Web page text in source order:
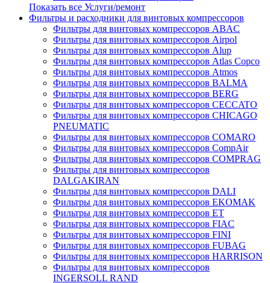
Показать все Услуги/ремонт
Фильтры и расходники для винтовых компрессоров
Фильтры для винтовых компрессоров ABAC
Фильтры для винтовых компрессоров Airpol
Фильтры для винтовых компрессоров Alup
Фильтры для винтовых компрессоров Atlas Copco
Фильтры для винтовых компрессоров Atmos
Фильтры для винтовых компрессоров BALMA
Фильтры для винтовых компрессоров BERG
Фильтры для винтовых компрессоров CECCATO
Фильтры для винтовых компрессоров CHICAGO
PNEUMATIC
Фильтры для винтовых компрессоров COMARO
Фильтры для винтовых компрессоров CompAir
Фильтры для винтовых компрессоров COMPRAG
Фильтры для винтовых компрессоров
DALGAKIRAN
Фильтры для винтовых компрессоров DALI
Фильтры для винтовых компрессоров EKOMAK
Фильтры для винтовых компрессоров ET
Фильтры для винтовых компрессоров FIAC
Фильтры для винтовых компрессоров FINI
Фильтры для винтовых компрессоров FUBAG
Фильтры для винтовых компрессоров HARRISON
Фильтры для винтовых компрессоров
INGERSOLL RAND